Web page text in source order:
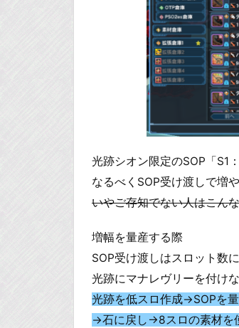
光跡シオン限定のSOP「S1
なるべくSOP受け渡しで増
いやご存知でない人はこん
増幅を量産する際
SOP受け渡しはスロット数
光跡にマナレヴリーを付け
光跡を低スロ作成→SOPを
→石に戻し→8スロの素材を